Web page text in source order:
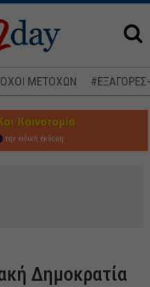
ΜΕΤΟΧΩΝ
την ειδική έκδοση
Δημοκρατία